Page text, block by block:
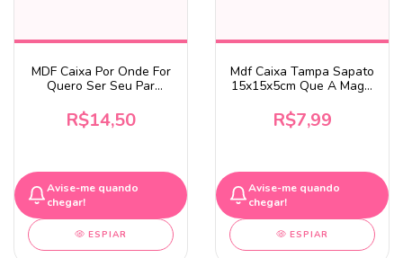
MDF Caixa Por Onde For
Quero Ser Seu Par
R$14,50
Avise-me quando
chegar!
ESPIAR
Mdf Caixa Tampa Sapato
15x15x5cm Que A Magia
R$7,99
Avise-me quando
chegar!
ESPIAR